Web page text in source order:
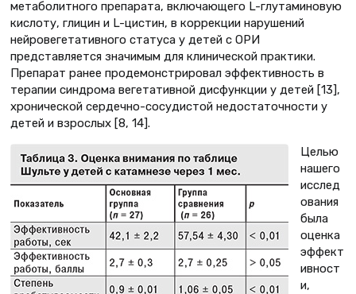
метаболитного препарата, включающего L-глутаминовую
кислоту, глицин и L-цистин, в коррекции нарушений
нейровегетативного статуса у детей с ОРИ
представляется значимым для клинической практики.
Препарат ранее продемонстрировал эффективность в
терапии синдрома вегетативной дисфункции у детей [13],
хронической сердечно-сосудистой недостаточности у
детей и взрослых [8, 14].
Целью
нашего
исслед
ования
была
оценка
эффект
ивност
и,